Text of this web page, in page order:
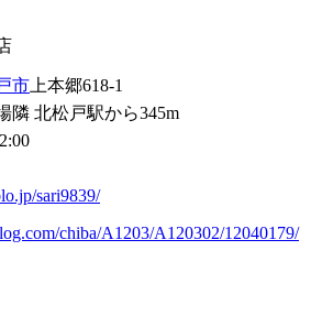
市 上本郷618-1
隣 北松戸駅から345m
sari9839/
chiba/A1203/A120302/12040179/